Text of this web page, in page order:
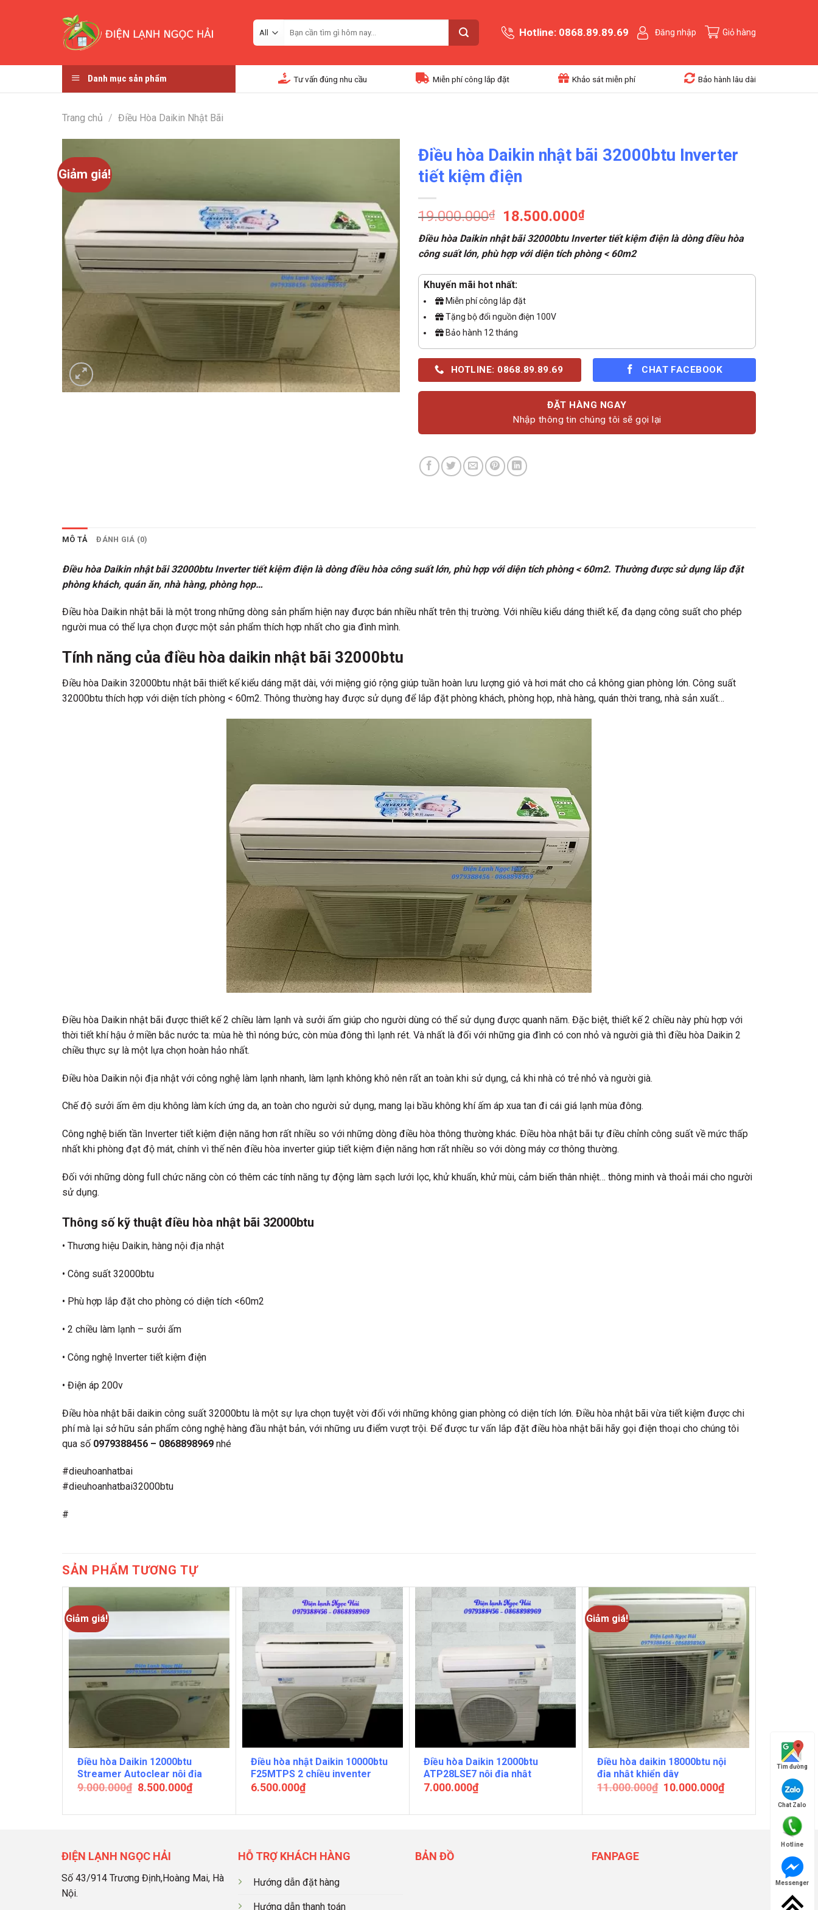
kiếm:
Hotline: 0868.89.89.69 Đăng nhập Giỏ hàng
Danh mục sản phẩm Tư vấn đúng nhu cầu Miễn phí công lắp đặt Khảo sát miễn phí Bảo hành lâu dài
Trang chủ / Điều Hòa Daikin Nhật Bãi
Giảm giá!
Điều hòa Daikin nhật bãi 32000btu Inverter
tiết kiệm điện
19.000.000₫ 18.500.000₫
Điều hòa Daikin nhật bãi 32000btu Inverter tiết kiệm điện là dòng điều hòa
công suất lớn, phù hợp với diện tích phòng < 60m2
Khuyến mãi hot nhất:
Miễn phí công lắp đặt
Tặng bộ đổi nguồn điện 100V
Bảo hành 12 tháng
HOTLINE: 0868.89.89.69 CHAT FACEBOOK
ĐẶT HÀNG NGAY
Nhập thông tin chúng tôi sẽ gọi lại
MÔ TẢ ĐÁNH GIÁ (0)
Điều hòa Daikin nhật bãi 32000btu Inverter tiết kiệm điện là dòng điều hòa công suất lớn, phù hợp với diện tích phòng < 60m2. Thường được sử dụng lắp đặt
phòng khách, quán ăn, nhà hàng, phòng họp…
Điều hòa Daikin nhật bãi là một trong những dòng sản phẩm hiện nay được bán nhiều nhất trên thị trường. Với nhiều kiểu dáng thiết kế, đa dạng công suất cho phép
người mua có thể lựa chọn được một sản phẩm thích hợp nhất cho gia đình mình.
Tính năng của điều hòa daikin nhật bãi 32000btu
Điều hòa Daikin 32000btu nhật bãi thiết kế kiểu dáng mặt dài, với miệng gió rộng giúp tuần hoàn lưu lượng gió và hơi mát cho cả không gian phòng lớn. Công suất
32000btu thích hợp với diện tích phòng < 60m2. Thông thường hay được sử dụng để lắp đặt phòng khách, phòng họp, nhà hàng, quán thời trang, nhà sản xuất…
Điều hòa Daikin nhật bãi được thiết kế 2 chiều làm lạnh và sưởi ấm giúp cho người dùng có thể sử dụng được quanh năm. Đặc biệt, thiết kế 2 chiều này phù hợp với
thời tiết khí hậu ở miền bắc nước ta: mùa hè thì nóng bức, còn mùa đông thì lạnh rét. Và nhất là đối với những gia đình có con nhỏ và người già thì điều hòa Daikin 2
chiều thực sự là một lựa chọn hoàn hảo nhất.
Điều hòa Daikin nội địa nhật với công nghệ làm lạnh nhanh, làm lạnh không khô nên rất an toàn khi sử dụng, cả khi nhà có trẻ nhỏ và người già.
Chế độ sưởi ấm êm dịu không làm kích ứng da, an toàn cho người sử dụng, mang lại bầu không khí ấm áp xua tan đi cái giá lạnh mùa đông.
Công nghệ biến tần Inverter tiết kiệm điện năng hơn rất nhiều so với những dòng điều hòa thông thường khác. Điều hòa nhật bãi tự điều chỉnh công suất về mức thấp
nhất khi phòng đạt độ mát, chính vì thế nên điều hòa inverter giúp tiết kiệm điện năng hơn rất nhiều so với dòng máy cơ thông thường.
Đối với những dòng full chức năng còn có thêm các tính năng tự động làm sạch lưới lọc, khử khuẩn, khử mùi, cảm biến thân nhiệt… thông minh và thoải mái cho người
sử dụng.
Thông số kỹ thuật điều hòa nhật bãi 32000btu
• Thương hiệu Daikin, hàng nội địa nhật
• Công suất 32000btu
• Phù hợp lắp đặt cho phòng có diện tích <60m2
• 2 chiều làm lạnh – sưởi ấm
• Công nghệ Inverter tiết kiệm điện
• Điện áp 200v
Điều hòa nhật bãi daikin công suất 32000btu là một sự lựa chọn tuyệt vời đối với những không gian phòng có diện tích lớn. Điều hòa nhật bãi vừa tiết kiệm được chi
phí mà lại sở hữu sản phẩm công nghệ hàng đầu nhật bản, với những ưu điểm vượt trội. Để được tư vấn lắp đặt điều hòa nhật bãi hãy gọi điện thoại cho chúng tôi
qua số 0979388456 – 0868898969 nhé
#dieuhoanhatbai
#dieuhoanhatbai32000btu
#
SẢN PHẨM TƯƠNG TỰ
Giảm giá!
Điều hòa Daikin 12000btu
Streamer Autoclear nội địa
nhật
9.000.000₫ 8.500.000₫
Điều hòa nhật Daikin 10000btu
F25MTPS 2 chiều inventer
6.500.000₫
Điều hòa Daikin 12000btu
ATP28LSE7 nội địa nhật
7.000.000₫
Giảm giá!
Điều hòa daikin 18000btu nội
địa nhật khiển dây
11.000.000₫ 10.000.000₫
ĐIỆN LẠNH NGỌC HẢI
Số 43/914 Trương Định,Hoàng Mai, Hà
Nội.
HỖ TRỢ KHÁCH HÀNG
Hướng dẫn đặt hàng
Hướng dẫn thanh toán
BẢN ĐỒ FANPAGE
Tìm đường
Chat Zalo
Hotline
Messenger